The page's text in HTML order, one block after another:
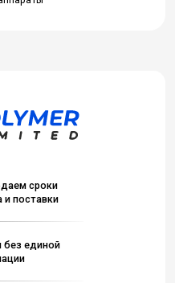
сроки
и поставки
без единой